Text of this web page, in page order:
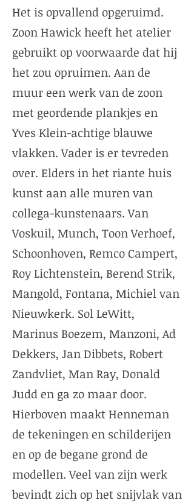
Het is opvallend opgeruimd.
Zoon Hawick heeft het atelier
gebruikt op voorwaarde dat hij
het zou opruimen. Aan de
muur een werk van de zoon
met geordende plankjes en
Yves Klein-achtige blauwe
vlakken. Vader is er tevreden
over. Elders in het riante huis
kunst aan alle muren van
collega-kunstenaars. Van
Voskuil, Munch, Toon Verhoef,
Schoonhoven, Remco Campert,
Roy Lichtenstein, Berend Strik,
Mangold, Fontana, Michiel van
Nieuwkerk. Sol LeWitt,
Marinus Boezem, Manzoni, Ad
Dekkers, Jan Dibbets, Robert
Zandvliet, Man Ray, Donald
Judd en ga zo maar door.
Hierboven maakt Henneman
de tekeningen en schilderijen
en op de begane grond de
modellen. Veel van zijn werk
bevindt zich op het snijvlak van